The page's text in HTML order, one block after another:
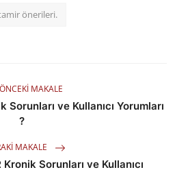
önerileri.
ÖNCEKI MAKALE
ve Kullanıcı Yorumları
?
MAKALE
Sorunları ve Kullanıcı